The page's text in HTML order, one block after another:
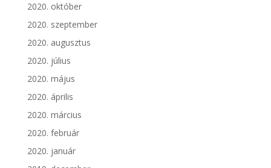
2020. október
2020. szeptember
2020. augusztus
2020. július
2020. május
2020. április
2020. március
2020. február
2020. január